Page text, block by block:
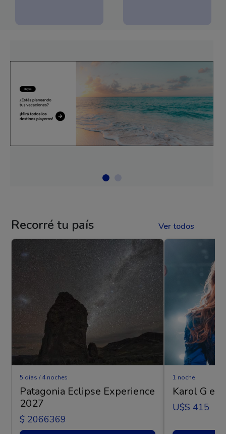
Recorré tu país Ver todos
5 días / 4 noches
Patagonia Eclipse Experience
2027
$ 2066369
1 noche
Karol G
U$s 415